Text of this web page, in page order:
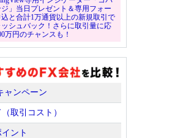
」当日プレゼント＆専用フォー
込と合計1万通貨以上の新規取引で
ッシュバック！さらに取引量に応
万円のチャンスも！
ャンペーン
取引コスト）
ント